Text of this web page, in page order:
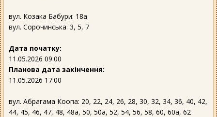
вул. Козака Бабури: 18а
вул. Сорочинська: 3, 5, 7
Дата початку:
11.05.2026 09:00
Планова дата закінчення:
11.05.2026 17:00
вул. Абрагама Коопа: 20, 22, 24, 26, 28, 30, 32, 34, 36, 40, 42,
44, 45, 46, 47, 48, 48а, 50, 50а, 52, 54, 56, 58, 60, 60а, 62